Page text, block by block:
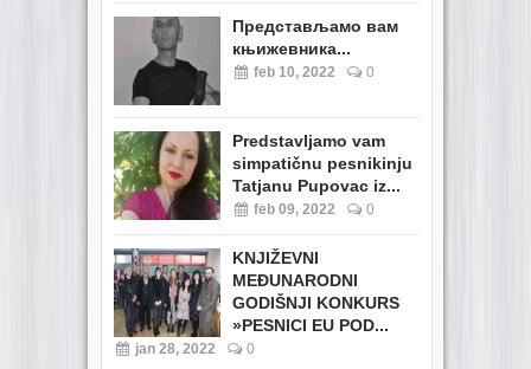
Представљамо вам
књижевника...
feb 10, 2022 0
Predstavljamo vam
simpatičnu pesnikinju
Tatjanu Pupovac iz...
feb 09, 2022 0
KNJIŽEVNI
MEĐUNARODNI
GODIŠNJI KONKURS
»PESNICI EU POD...
jan 28, 2022 0